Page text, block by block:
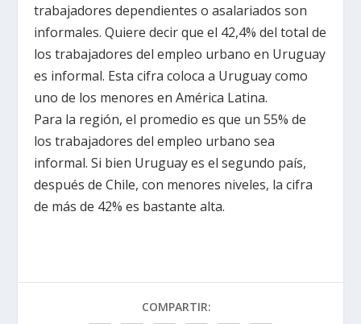
trabajadores dependientes o asalariados son
informales. Quiere decir que el 42,4% del total de
los trabajadores del empleo urbano en Uruguay
es informal. Esta cifra coloca a Uruguay como
uno de los menores en América Latina.
Para la región, el promedio es que un 55% de
los trabajadores del empleo urbano sea
informal. Si bien Uruguay es el segundo país,
después de Chile, con menores niveles, la cifra
de más de 42% es bastante alta.
COMPARTIR: